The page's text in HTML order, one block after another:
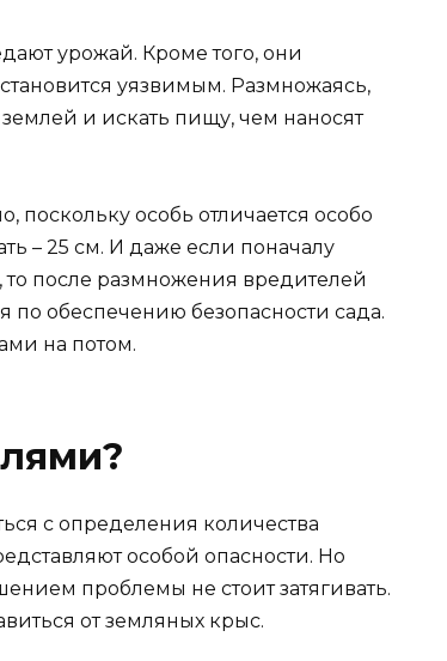
урожай. Кроме того, они
уязвимым. Размножаясь,
и искать пищу, чем наносят
поскольку особь отличается особо
– 25 см. И даже если поначалу
то после размножения вредителей
обеспечению безопасности сада.
на потом.
с определения количества
особой опасности. Но
проблемы не стоит затягивать.
от земляных крыс.